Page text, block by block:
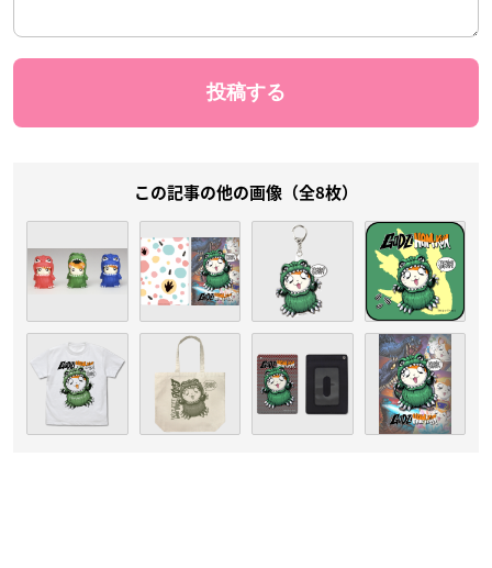
この記事の他の画像（全8枚）